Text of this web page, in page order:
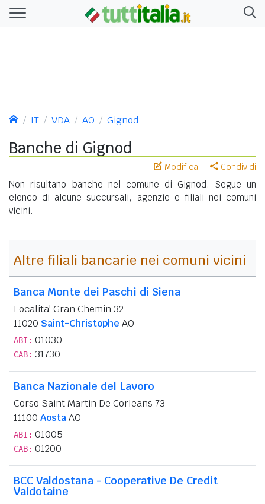
IT VDA AO Gignod
Banche di Gignod
Modifica Condividi
Non risultano banche nel comune di Gignod. Segue un
elenco di alcune succursali, agenzie e filiali nei comuni
vicini.
Altre filiali bancarie nei comuni vicini
Banca Monte dei Paschi di Siena
Localita' Gran Chemin 32
11020 Saint-Christophe AO
ABI: 01030
CAB: 31730
Banca Nazionale del Lavoro
Corso Saint Martin De Corleans 73
11100 AostaAO
ABI: 01005
CAB: 01200
BCC Valdostana - Cooperative De Credit
Valdotaine